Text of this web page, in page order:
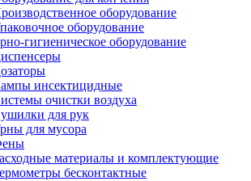
оборудование
оборудование
гигиеническое оборудование
инсектицидные
очистки воздуха
для рук
для мусора
материалы и комплектующие
бесконтактные